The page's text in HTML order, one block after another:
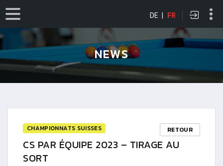
DE | FR
NEWS
CHAMPIONNATS SUISSES RETOUR
CS PAR ÉQUIPE 2023 – TIRAGE AU
SORT